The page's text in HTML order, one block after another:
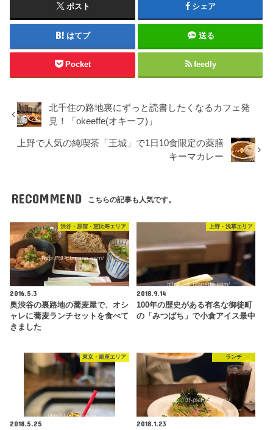
ポスト シェア
はてブ 送る
Pocket feedly
北千住の路地裏にずっと読書したくなるカフェ発
見！「okeeffe(オキーフ)」
上野で人気の純喫茶「王城」で1日10食限定の薬膳
キーマカレー
RECOMMEND こちらの記事も人気です。
渋谷・原宿・恵比寿エリア
2016.5.3
奥渋谷の裏路地の蕎麦屋で、オシ
ャレに蕎麦ランチセットを食べて
きました
上野・浅草エリア
2018.9.14
100年の歴史がある有名な御徒町
の「みつばち」で小倉アイス最中
東京・銀座エリア
2018.5.25
ランチ
2018.1.23